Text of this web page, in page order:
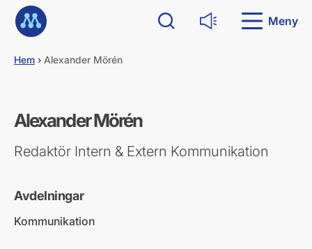
Sök
Läs upp Meny
Hem › Alexander Mörén
Alexander Mörén
Redaktör Intern & Extern Kommunikation
Avdelningar
Kommunikation